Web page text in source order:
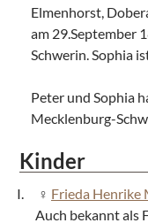
Elmenhorst,
am 29.September
Schwerin. Sophia
Peter und Sophia
Mecklenburg-
Kinder
Frieda Henrike
Auch bekannt als